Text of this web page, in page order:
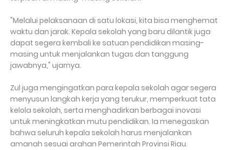
"Melalui pelaksanaan di satu lokasi, kita bisa menghemat
waktu dan jarak. Kepala sekolah yang baru dilantik juga
dapat segera kembali ke satuan pendidikan masing-
masing untuk menjalankan tugas dan tanggung
jawabnya," ujarnya.
Zul juga mengingatkan para kepala sekolah agar segera
menyusun langkah kerja yang terukur, memperkuat tata
kelola sekolah, serta menghadirkan berbagai inovasi
untuk meningkatkan mutu pendidikan. Ia menegaskan
bahwa seluruh kepala sekolah harus menjalankan
amanah sesuai arahan Pemerintah Provinsi Riau.